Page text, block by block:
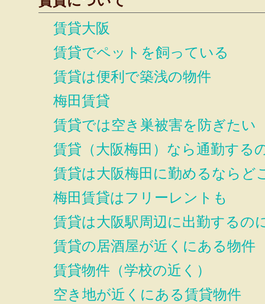
賃貸大阪
賃貸でペットを飼っている
賃貸は便利で築浅の物件
梅田賃貸
賃貸では空き巣被害を防ぎたい
賃貸（大阪梅田）なら通勤する
賃貸は大阪梅田に勤めるならど
梅田賃貸はフリーレントも
賃貸は大阪駅周辺に出勤するの
賃貸の居酒屋が近くにある物件
賃貸物件（学校の近く）
空き地が近くにある賃貸物件